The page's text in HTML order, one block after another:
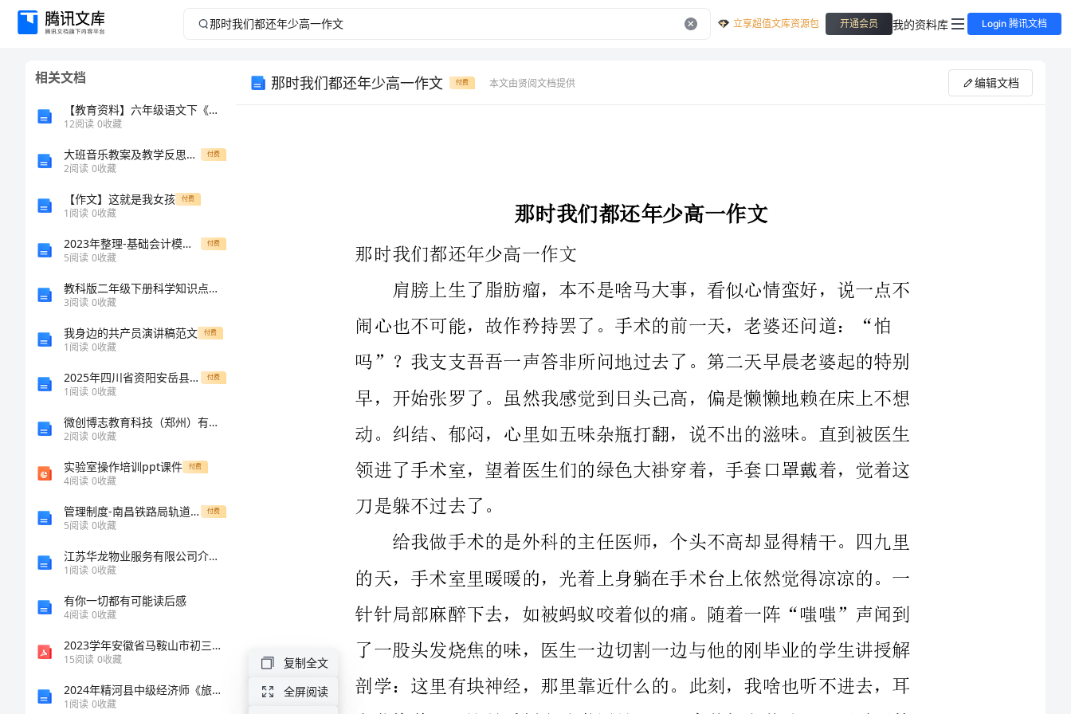
那
立享超值文库资源包 开通会员 我的资料库 Login 腾讯文档
相关文档
【教育资料】六年级语文下《真理诞生于一百个问号之后》教学设计
12阅读 0收藏
大班音乐教案及教学反思《数鸭子》 付费
2阅读 0收藏
【作文】这就是我女孩 付费
1阅读 0收藏
2023年整理-基础会计模拟题00 付费
5阅读 0收藏
教科版二年级下册科学知识点期末测试卷【重点班】
3阅读 0收藏
我身边的共产员演讲稿范文 付费
1阅读 0收藏
2025年四川省资阳安岳县联考八年级物理第一学期期中达标检测试题（含答案） 付费
1阅读 0收藏
微创博志教育科技（郑州）有限公司介绍企业发展分析报告
2阅读 0收藏
实验室操作培训ppt课件 付费
4阅读 0收藏
管理制度-南昌铁路局轨道车管理办法41页 精品 付费
5阅读 0收藏
江苏华龙物业服务有限公司介绍企业发展分析报告
1阅读 0收藏
有你一切都有可能读后感
4阅读 0收藏
2023学年安徽省马鞍山市初三中考物理模拟试题及解析
15阅读 0收藏
2024年精河县中级经济师《旅游经济实务》深度预测试卷及答案
1阅读 0收藏
那时我们都还年少高一作文 付费 本文由贤阅文档提供 编辑文档
冬天，我想起了三十年前的那个冬天，也是一月二十七日。那天
吗”？我支支吾吾一声答非所问地过去了。第二天早晨老婆起的特别
早，开始张罗了。虽然我感觉到日头己高，偏是懒懒地赖在床上不想
刀是躲不过去了。
给我做手术的是外科的主任医师，个头不高却显得精干。四九里
的天，手术室里暖暖的，光着上身躺在手术台上依然觉得凉凉的。一
剖学：这里有块神经，那里靠近什么的。此刻，我啥也听不进去，耳
旁萦绕着：“这是手纸和洗嗽用具，那里有茶杯和茶叶”。平时不甚
操心的老婆，今天一字一句叮嘱着，却操起心来，像叮嘱孩子似的特
复制全文
全屏阅读